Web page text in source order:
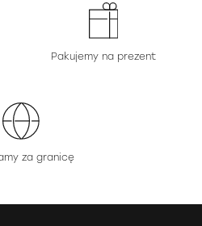
Pakujemy na prezent
za granicę